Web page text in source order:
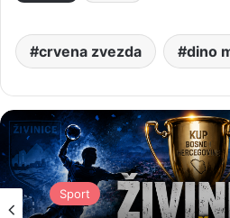
crvena zvezda dino
Sport